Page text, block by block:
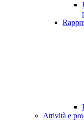
Attività e